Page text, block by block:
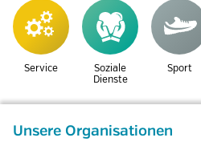
Service
Soziale
Dienste
Sport
Unsere Organisationen